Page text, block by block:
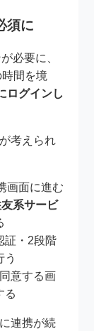
須に
必要に、
間を境
ログインし
考えられ
画面に進む
系サービ
証・2段階
う
意する画
る
連携が続